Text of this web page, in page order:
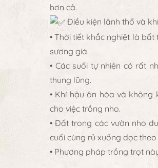
hơn cả.
Điều kiện lãnh thổ và
• Thời tiết khắc nghiệt là
sương giá.
• Các suối tự nhiên có rất
thung lũng.
• Khí hậu ôn hòa và không
cho việc trồng nho.
• Đất trong các vườn nho
cuối cùng rủ xuống dọc
• Phương pháp trồng trọt